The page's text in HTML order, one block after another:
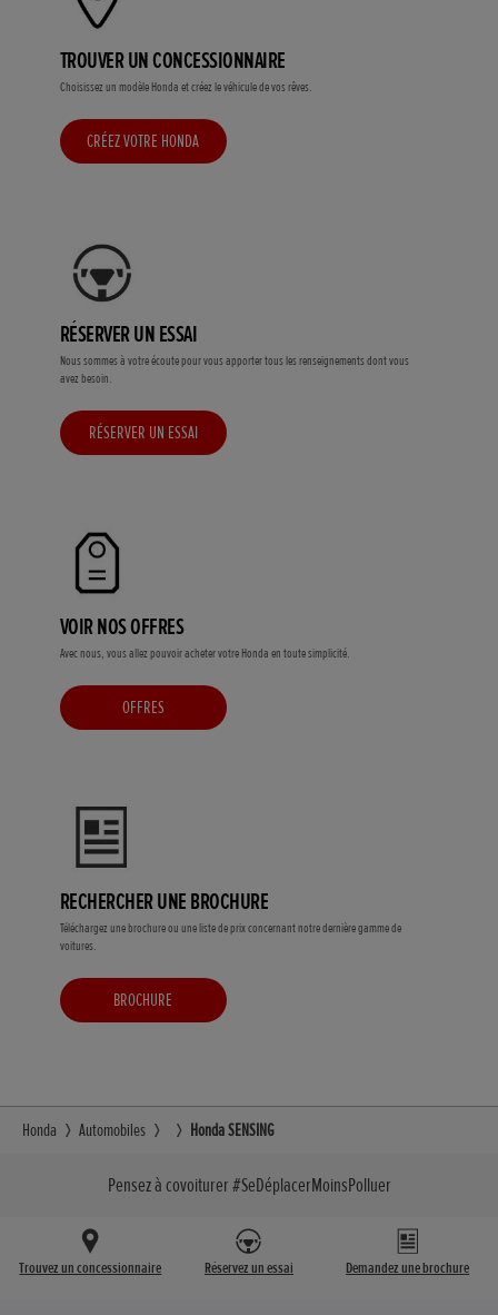
TROUVER UN CONCESSIONNAIRE
Choisissez un modèle Honda et créez le véhicule de vos rêves.
CRÉEZ VOTRE HONDA
RÉSERVER UN ESSAI
Nous sommes à votre écoute pour vous apporter tous les renseignements dont vous
avez besoin.
RÉSERVER UN ESSAI
VOIR NOS OFFRES
Avec nous, vous allez pouvoir acheter votre Honda en toute simplicité.
OFFRES
RECHERCHER UNE BROCHURE
Téléchargez une brochure ou une liste de prix concernant notre dernière gamme de
voitures.
BROCHURE
Honda Automobiles Honda SENSING
Pensez à covoiturer #SeDéplacerMoinsPolluer
Trouvez un concessionnaire Réservez un essai Demandez une brochure